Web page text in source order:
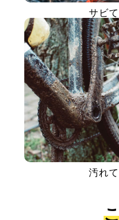
サビ
汚れ